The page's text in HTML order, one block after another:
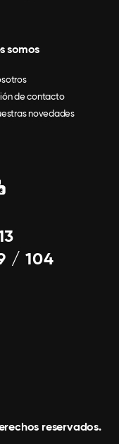
somos
de contacto
novedades
/ 104
reservados.